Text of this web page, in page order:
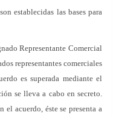
establecidas las bases para
Representante Comercial
representantes comerciales
es superada mediante el
se lleva a cabo en secreto.
el acuerdo, éste se presenta a